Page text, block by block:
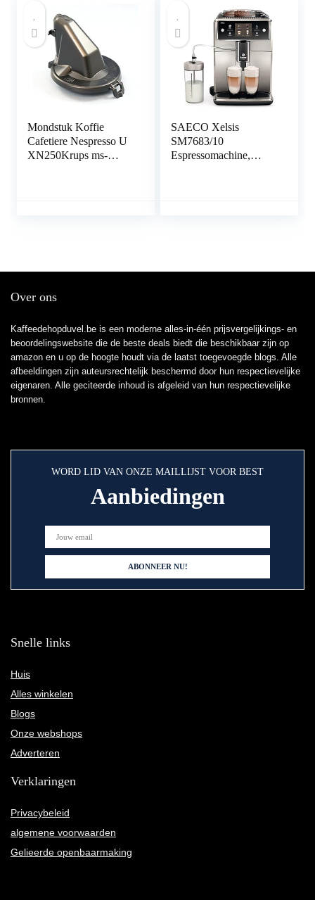
Mondstuk Koffie
Cafetiere Nespresso U
XN250Krups ms-
SAECO Xelsis
SM7683/10
Espressomachine,
Over ons
Kaffeedehopduvel.be is een moderne alles-in-één prijsvergelijkings- en
beoordelingswebsite die de beste deals biedt die beschikbaar zijn op
amazon en u op de hoogte houdt via de laatst toegevoegde blogs. Alle
afbeeldingen zijn auteursrechtelijk beschermd door hun respectievelijke
eigenaren. Alle geciteerde inhoud is afgeleid van hun respectievelijke
bronnen.
WORD LID VAN ONZE MAILLIJST VOOR BEST
Aanbiedingen
Snelle links
Huis
Alles winkelen
Blogs
Onze webshops
Adverteren
Verklaringen
Privacybeleid
algemene voorwaarden
Gelieerde openbaarmaking